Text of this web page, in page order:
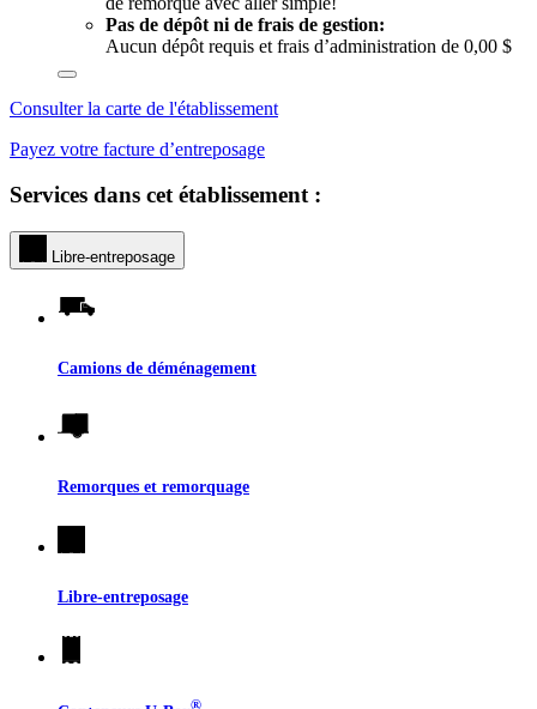
Pas de dépôt ni de frais de gestion:
Aucun dépôt requis et frais d’administration de 0,00 $
Consulter la carte de l'établissement
Payez votre facture d’entreposage
Services dans cet établissement :
Libre-entreposage
Camions de déménagement
Remorques et remorquage
Libre-entreposage